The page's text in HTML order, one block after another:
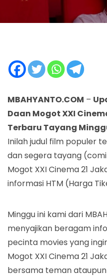
MBAHYANTO.COM –
Daan Mogot XXI
Terbaru Tayang
Inilah judul film populer
dan segera tayang
Mogot XXI Cinema 21
informasi HTM (Harga
Minggu ini kami dari
menyajikan beragam
pecinta movies yang
Mogot XXI Cinema 21
bersama teman